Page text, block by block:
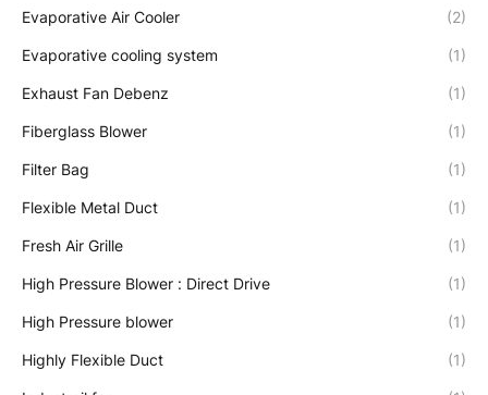
Evaporative Air Cooler (2)
Evaporative cooling system (1)
Exhaust Fan Debenz (1)
Fiberglass Blower (1)
Filter Bag (1)
Flexible Metal Duct (1)
Fresh Air Grille (1)
High Pressure Blower : Direct Drive (1)
High Pressure blower (1)
Highly Flexible Duct (1)